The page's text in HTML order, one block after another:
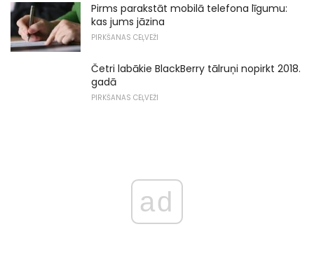
Pirms parakstāt mobilā telefona līgumu:
kas jums jāzina
PIRKŠANAS CEĻVEŽI
Četri labākie BlackBerry tālruņi nopirkt 2018.
gadā
PIRKŠANAS CEĻVEŽI
ad